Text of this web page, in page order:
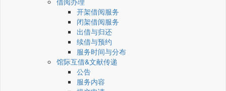
开架借阅服务
闭架借阅服务
出借与归还
续借与预约
服务时间与分布
馆际互借&文献传递
公告
服务内容